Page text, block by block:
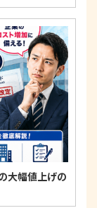
大幅値上げの